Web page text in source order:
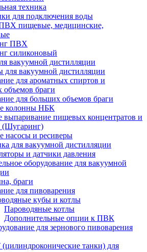
техника
для подключения воды
пищевые, медицинские,
ПВХ
силиконовый
вакуумной дистилляции
для вакуумной дистилляции
для ароматных спиртов и
объемов браги
для больших объемов браги
колонны НБК
выпаривание пищевых концентратов и
(Шугаринг)
насосы и ресиверы
для вакуумной дистилляции
и датчики давления
оборудование для вакуумной
браги
для пивоварения
кубы и котлы
Пароводяные котлы
Дополнительные опции к ПВК
для зернового пивоварения
танки) для